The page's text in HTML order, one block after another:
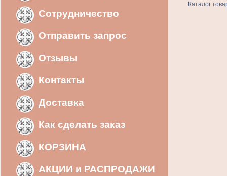
Сотрудничество
Отправить запрос
Отзывы
Контакты
Доставка
Как сделать заказ
КОРЗИНА
АКЦИИ и РАСПРОДАЖИ
Каталог